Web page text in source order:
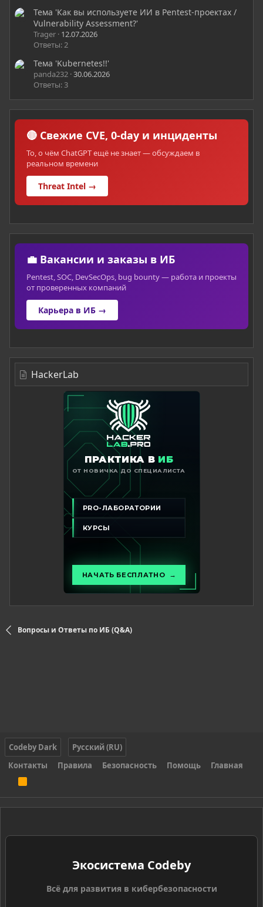
Тема 'Как вы используете ИИ в Pentest-проектах /
Vulnerability Assessment?'
Trager 12.07.2026
Ответы: 2
Тема 'Kubernetes!!'
panda232 30.06.2026
Ответы: 3
🔴 Свежие CVE, 0-day и инциденты
То, о чём ChatGPT ещё не знает — обсуждаем в
реальном времени
Threat Intel →
💼 Вакансии и заказы в ИБ
Pentest, SOC, DevSecOps, bug bounty — работа и проекты
от проверенных компаний
Карьера в ИБ →
HackerLab
Вопросы и Ответы по ИБ (Q&A)
Codeby Dark
Русский (RU)
Контакты
Правила Безопасность Помощь Главная
S
Экосистема Codeby
Всё для развития в кибербезопасности